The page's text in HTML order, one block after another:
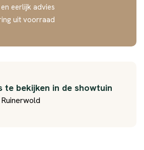
eerlijk advies
uit voorraad
te bekijken in de showtuin